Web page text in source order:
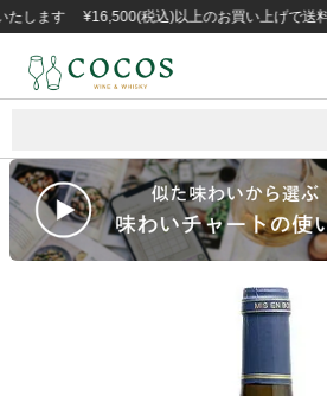
¥16,500(税込)以上のお買い上げで送料無料